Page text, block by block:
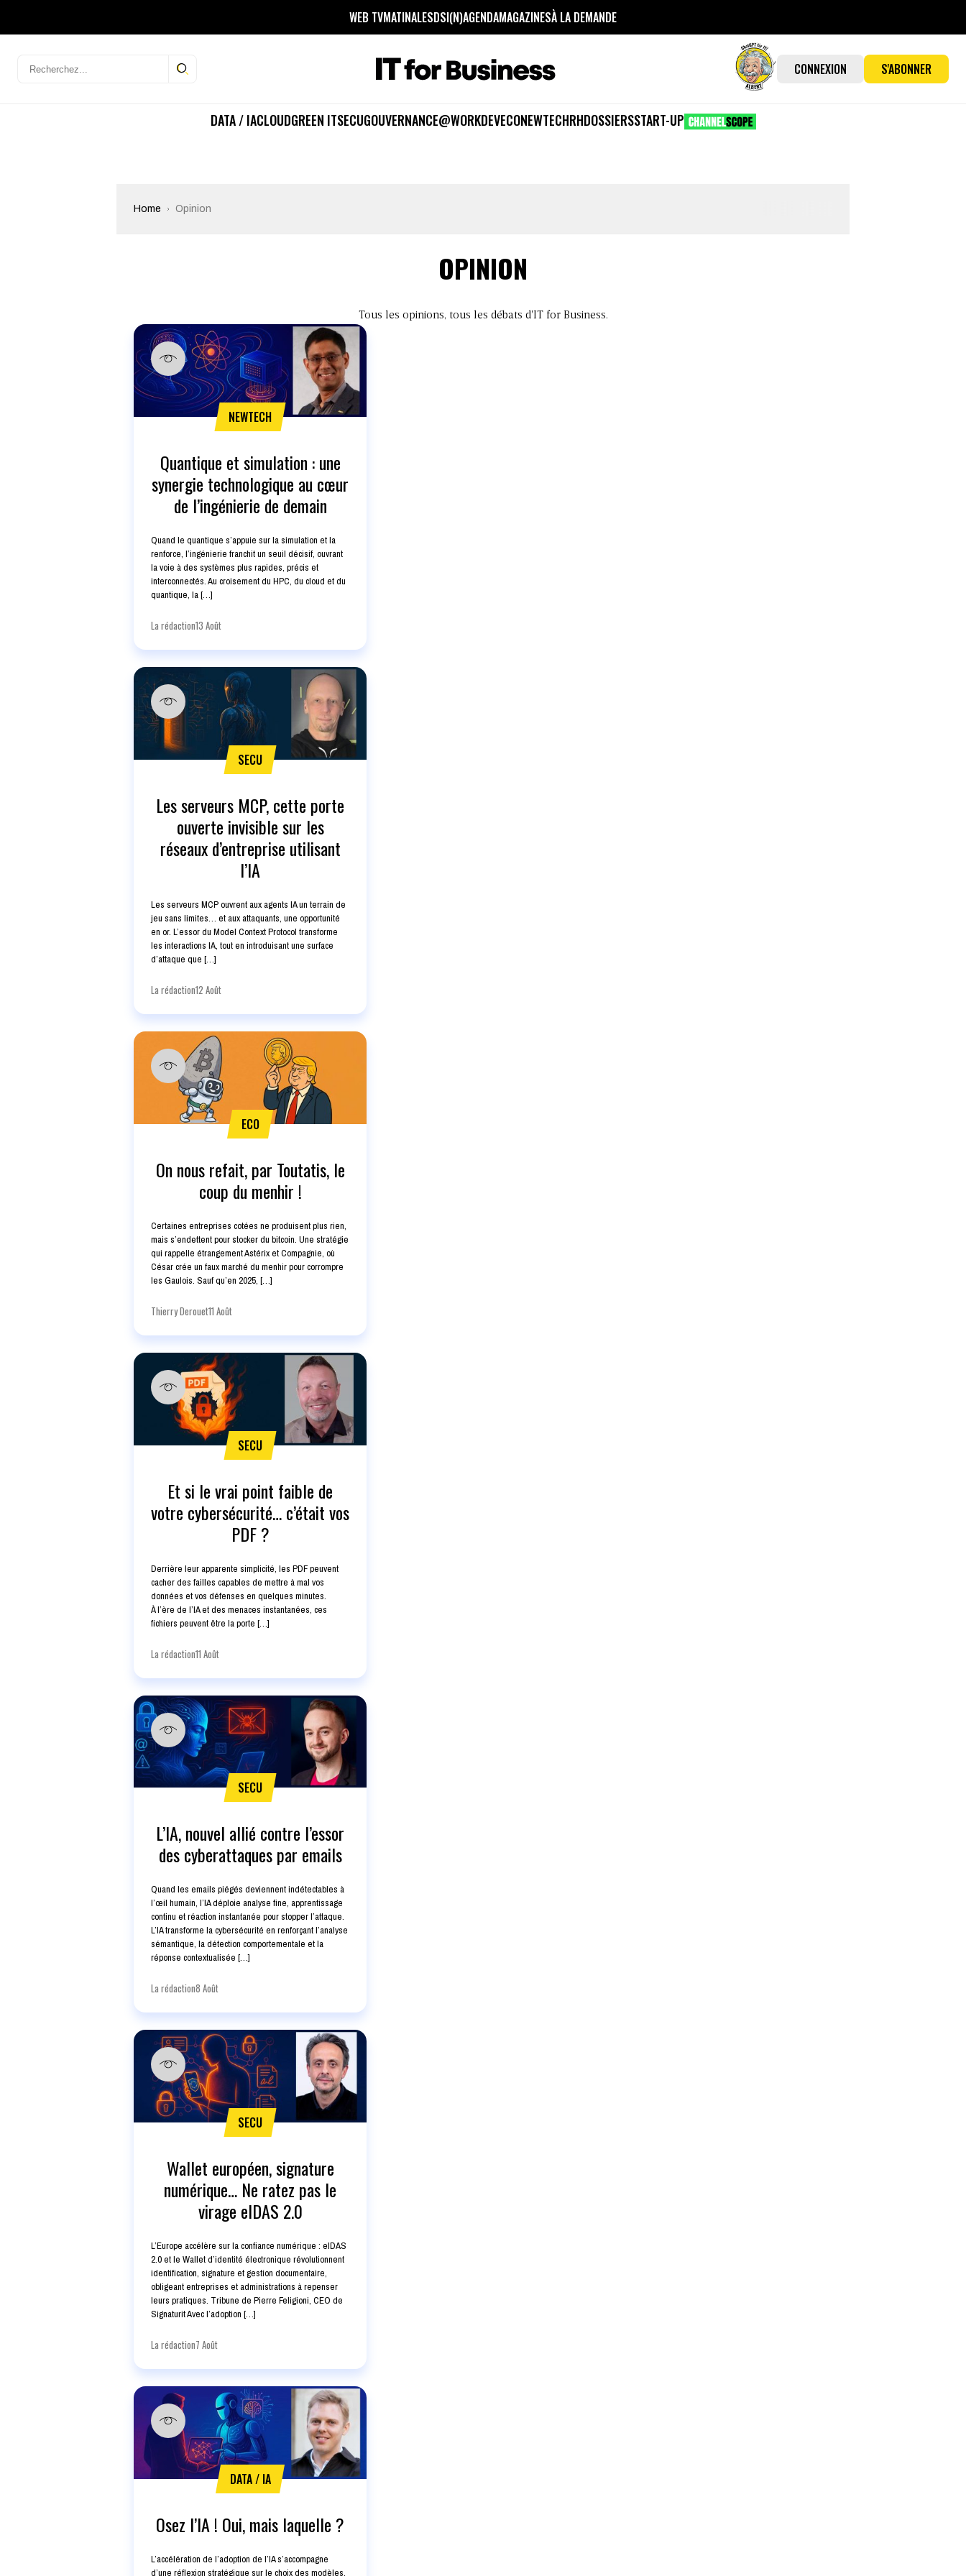
WEB TVMATINALESDSI(N)AGENDAMAGAZINESÀ LA DEMANDE
CONNEXION S'ABONNER
DATA / IACLOUDGREEN ITSECUGOUVERNANCE@WORKDEVECONEWTECHRHDOSSIERSSTART-UP
Home Opinion
OPINION
Tous les opinions, tous les débats d'IT for Business.
NEWTECH
Quantique et simulation : une
synergie technologique au cœur
de l’ingénierie de demain
Quand le quantique s’appuie sur la simulation et la
renforce, l’ingénierie franchit un seuil décisif, ouvrant
la voie à des systèmes plus rapides, précis et
interconnectés. Au croisement du HPC, du cloud et du
quantique, la […]
La rédaction13 Août
SECU
Les serveurs MCP, cette porte
ouverte invisible sur les
réseaux d’entreprise utilisant
l’IA
Les serveurs MCP ouvrent aux agents IA un terrain de
jeu sans limites… et aux attaquants, une opportunité
en or. L’essor du Model Context Protocol transforme
les interactions IA, tout en introduisant une surface
d’attaque que […]
La rédaction12 Août
ECO
On nous refait, par Toutatis, le
coup du menhir !
Certaines entreprises cotées ne produisent plus rien,
mais s’endettent pour stocker du bitcoin. Une stratégie
qui rappelle étrangement Astérix et Compagnie, où
César crée un faux marché du menhir pour corrompre
les Gaulois. Sauf qu’en 2025, […]
Thierry Derouet11 Août
SECU
Et si le vrai point faible de
votre cybersécurité… c’était vos
PDF ?
Derrière leur apparente simplicité, les PDF peuvent
cacher des failles capables de mettre à mal vos
données et vos défenses en quelques minutes.
À l’ère de l’IA et des menaces instantanées, ces
fichiers peuvent être la porte […]
La rédaction11 Août
SECU
L’IA, nouvel allié contre l’essor
des cyberattaques par emails
Quand les emails piégés deviennent indétectables à
l’œil humain, l’IA déploie analyse fine, apprentissage
continu et réaction instantanée pour stopper l’attaque.
L’IA transforme la cybersécurité en renforçant l’analyse
sémantique, la détection comportementale et la
réponse contextualisée […]
La rédaction8 Août
SECU
Wallet européen, signature
numérique… Ne ratez pas le
virage eIDAS 2.0
L’Europe accélère sur la confiance numérique : eIDAS
2.0 et le Wallet d’identité électronique révolutionnent
identification, signature et gestion documentaire,
obligeant entreprises et administrations à repenser
leurs pratiques. Tribune de Pierre Feligioni, CEO de
Signaturit Avec l’adoption […]
La rédaction7 Août
DATA / IA
Osez l’IA ! Oui, mais laquelle ?
L’accélération de l’adoption de l’IA s’accompagne
d’une réflexion stratégique sur le choix des modèles,